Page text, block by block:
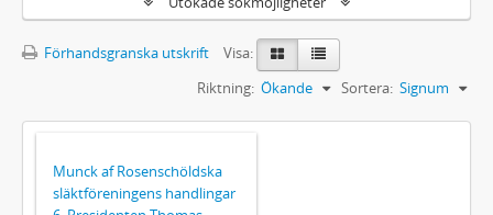
Förhandsgranska utskrift
Visa:
Sortera: Signum
Riktning: Ökande
Munck af Rosenschöldska
släktföreningens handlingar